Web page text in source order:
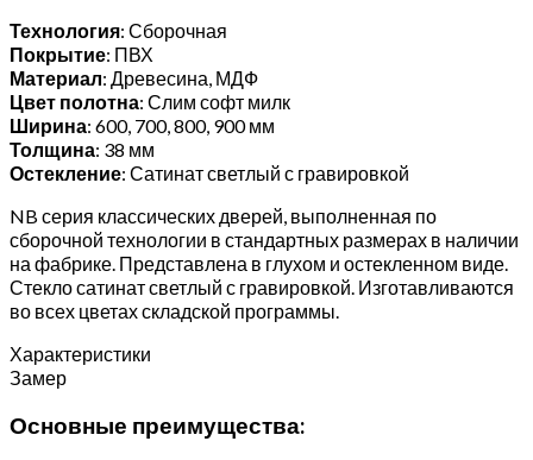
Технология: Сборочная
Покрытие: ПВХ
Материал: Древесина, МДФ
Цвет полотна: Слим софт милк
Ширина: 600, 700, 800, 900 мм
Толщина: 38 мм
Остекление: Сатинат светлый с гравировкой
NB серия классических дверей, выполненная по
сборочной технологии в стандартных размерах в наличии
на фабрике. Представлена в глухом и остекленном виде.
Стекло сатинат светлый с гравировкой. Изготавливаются
во всех цветах складской программы.
Характеристики
Замер
Основные преимущества: